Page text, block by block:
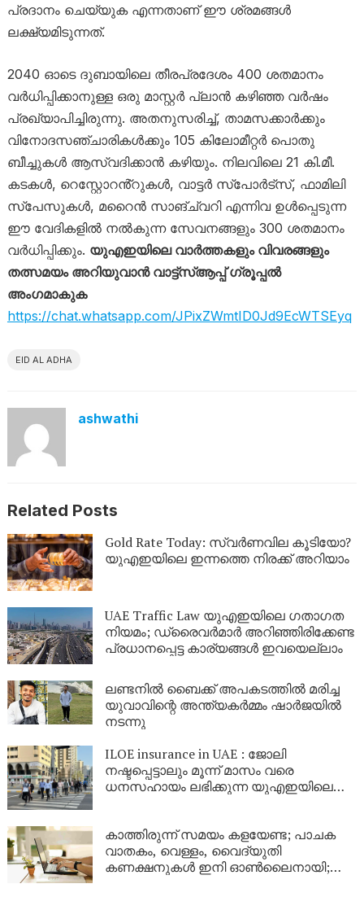
പ്രദാനം ചെയ്യുക എന്നതാണ് ഈ ശ്രമങ്ങൾ
ലക്ഷ്യമിടുന്നത്.
2040 ഓടെ ദുബായിലെ തീരപ്രദേശം 400 ശതമാനം
വർധിപ്പിക്കാനുള്ള ഒരു മാസ്റ്റർ പ്ലാൻ കഴിഞ്ഞ വർഷം
പ്രഖ്യാപിച്ചിരുന്നു. അതനുസരിച്ച്, താമസക്കാർക്കും
വിനോദസഞ്ചാരികൾക്കും 105 കിലോമീറ്റർ പൊതു
ബീച്ചുകൾ ആസ്വദിക്കാൻ കഴിയും. നിലവിലെ 21 കി.മീ.
കടകൾ, റെസ്റ്റോറൻ്റുകൾ, വാട്ടർ സ്‌പോർട്‌സ്, ഫാമിലി
സ്‌പേസുകൾ, മറൈൻ സാങ്ച്വറി എന്നിവ ഉൾപ്പെടുന്ന
ഈ വേദികളിൽ നൽകുന്ന സേവനങ്ങളും 300 ശതമാനം
വർധിപ്പിക്കും. യുഎഇയിലെ വാർത്തകളും വിവരങ്ങളും
തത്സമയം അറിയുവാൻ വാട്ട്‌സ്ആപ്പ് ഗ്രൂപ്പൽ
അംഗമാകുക
https://chat.whatsapp.com/JPixZWmtID0Jd9EcWTSEyq
EID AL ADHA
ashwathi
Related Posts
Gold Rate Today: സ്വര്‍ണവില കൂടിയോ?
യുഎഇയിലെ ഇന്നത്തെ നിരക്ക് അറിയാം
UAE Traffic Law യുഎഇയിലെ ഗതാഗത
നിയമം; ഡ്രൈവർമാർ അറിഞ്ഞിരിക്കേണ്ട
പ്രധാനപ്പെട്ട കാര്യങ്ങൾ ഇവയെല്ലാം
ലണ്ടനിൽ ബെെക്ക് അപകടത്തിൽ മരിച്ച
യുവാവിന്റെ അന്ത്യകർമ്മം ഷാർജയിൽ
നടന്നു
ILOE insurance in UAE : ജോലി
നഷ്ടപ്പെട്ടാലും മൂന്ന് മാസം വരെ
ധനസഹായം ലഭിക്കുന്ന യുഎഇയിലെ
കാത്തിരുന്ന് സമയം കളയേണ്ട; പാചക
വാതകം, വെള്ളം, വൈദ്യുതി
കണക്ഷനുകള്‍ ഇനി ഓണ്‍ലൈനായി;